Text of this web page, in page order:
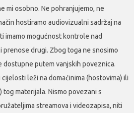
mi osobno. Ne pohranjujemo, ne
hostiramo audiovizualni sadržaj na
imamo mogućnost kontrole nad
prenose drugi. Zbog toga ne snosimo
putem vanjskih poveznica.
leži na domaćinima (hostovima) ili
tog materijala. Nismo povezani s
streamova i videozapisa, niti